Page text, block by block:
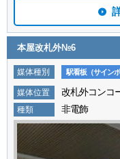
本屋改札外№6
媒体種別 駅看板（サインボ
媒体位置 改札外コンコ
種類 非電飾